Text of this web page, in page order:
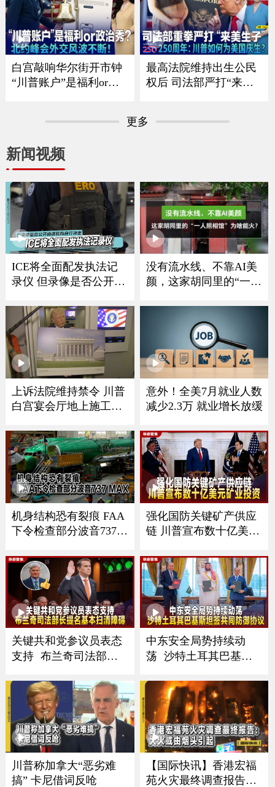
留学新规 F-1只能待4
年？；华人、留学生、
移民家庭哪些人将受影
响？《中文焦点》7/23/2
026
员 美国中期选举恐陷混
乱？；共和党重量级议
员离世 参议院席位争夺
战连夜打响《中文焦
点》7/16
白宫敲响华尔街开市钟
“川普账户”是福利or政
风波不断 ；一张红牌惊
风波引争议《中文焦
点》7/9/2026
最高法院维持出生公民
权后 司法部严打“来美
｜华府打造空前博览会
更多
新闻视频
ICE将全面配发执法记
录仪 但录像是否公开由
没有流水线、不靠AI美
颜，这家胡同里的“一人
上诉法院维持禁令 川普
白宫宴会厅地上施工须
意外！全美7月就业人数
减少2.3万 就业增长放缓
机身结构恐有裂痕 FAA
下令检查部分波音737
强化国防关键矿产供应
链 川普宣布数十亿美元
关键共和党参议员表态
支持 布兰奇司法部长
中东安全局势持续动
荡 沙特土耳其巴基斯
川普称加拿大“恶劣难
搞” 卡尼借词反呛
【国际快讯】香港宏福
苑火灾最终调查报告｜